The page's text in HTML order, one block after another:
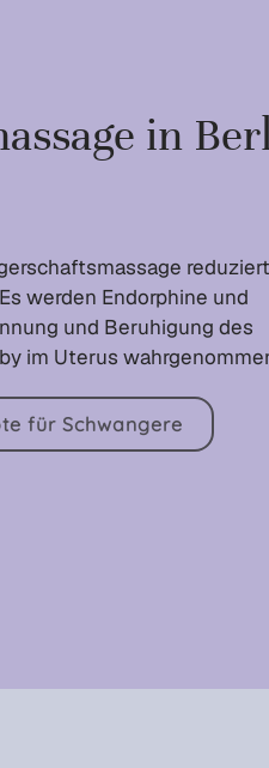
in
reduziert
werden Endorphine und
und Beruhigung des
im Uterus
für Schwangere